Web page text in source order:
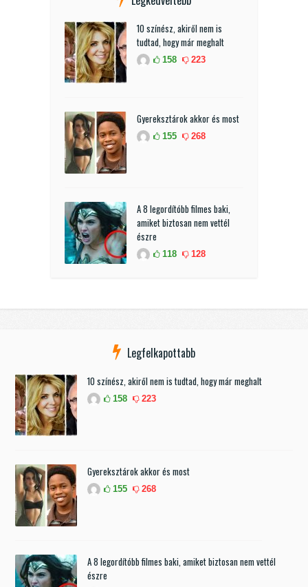
10 színész, akiről nem is
tudtad, hogy már meghalt
158 223
Gyereksztárok akkor és most
155 268
A 8 legordítóbb filmes baki,
amiket biztosan nem vettél
észre
118 128
Legfelkapottabb
10 színész, akiről nem is tudtad, hogy már meghalt
158 223
Gyereksztárok akkor és most
155 268
A 8 legordítóbb filmes baki, amiket biztosan nem vettél
észre